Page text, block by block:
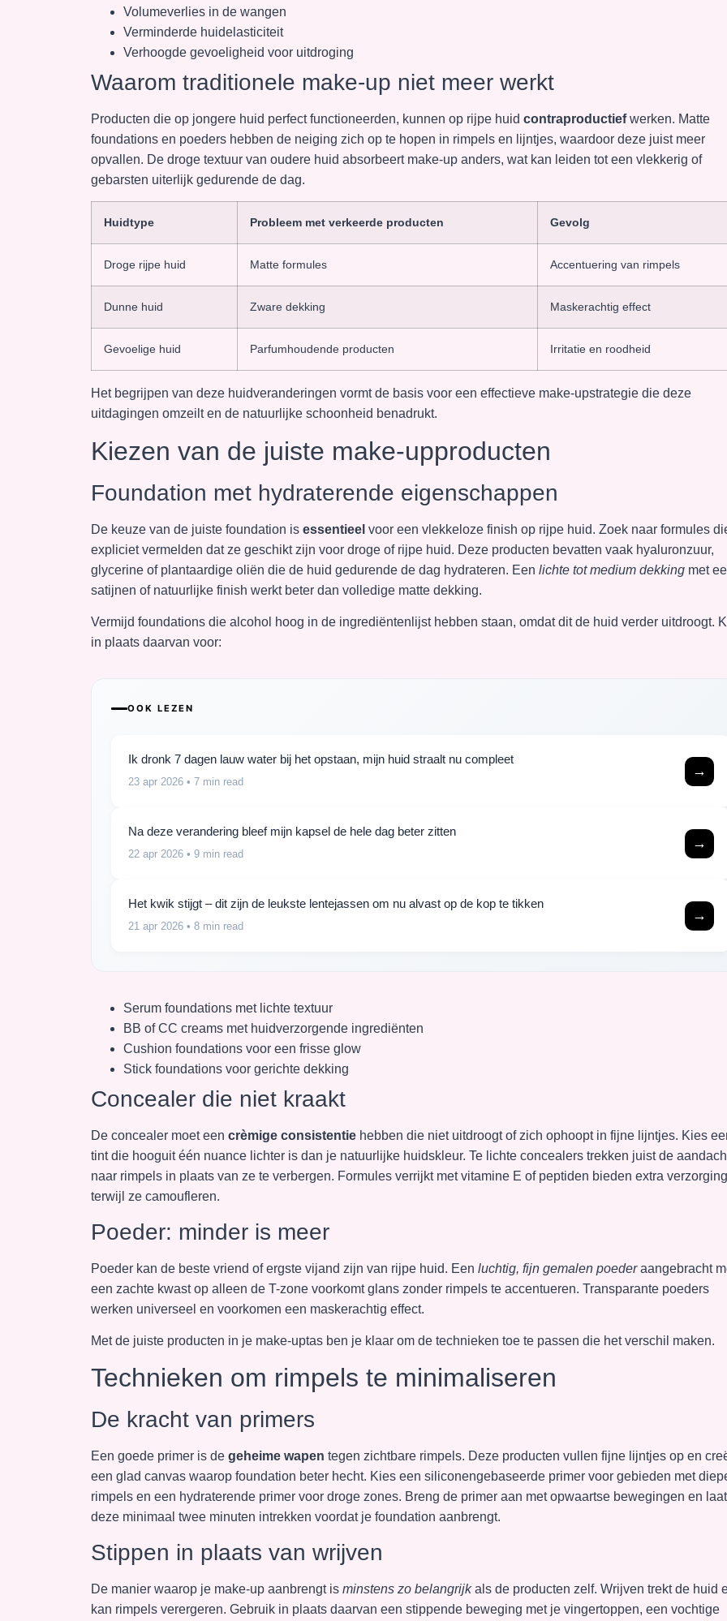
Volumeverlies in de wangen
Verminderde huidelasticiteit
Verhoogde gevoeligheid voor uitdroging
Waarom traditionele make-up niet meer werkt
Producten die op jongere huid perfect functioneerden, kunnen op rijpe huid contraproductiefwerken. Matte
foundations en poeders hebben de neiging zich op te hopen in rimpels en lijntjes, waardoor deze juist meer
opvallen. De droge textuur van oudere huid absorbeert make-up anders, wat kan leiden tot een vlekkerig of
gebarsten uiterlijk gedurende de dag.
Huidtype Probleem met verkeerde producten Gevolg
Droge rijpe huid Matte formules Accentuering van rimpels
Dunne huid Zware dekking Maskerachtig effect
Gevoelige huid Parfumhoudende producten Irritatie en roodheid
Het begrijpen van deze huidveranderingen vormt de basis voor een effectieve make-upstrategie die deze
uitdagingen omzeilt en de natuurlijke schoonheid benadrukt.
Kiezen van de juiste make-upproducten
Foundation met hydraterende eigenschappen
De keuze van de juiste foundation is essentieel voor een vlekkeloze finish op rijpe huid. Zoek naar formules
expliciet vermelden dat ze geschikt zijn voor droge of rijpe huid. Deze producten bevatten vaak hyaluronzuur,
glycerine of plantaardige oliën die de huid gedurende de dag hydrateren. Een lichte tot medium dekking met
satijnen of natuurlijke finish werkt beter dan volledige matte dekking.
Vermijd foundations die alcohol hoog in de ingrediëntenlijst hebben staan, omdat dit de huid verder uitdroogt.
in plaats daarvan voor:
OOK LEZEN
Ik dronk 7 dagen lauw water bij het opstaan, mijn huid straalt nu compleet
23 apr 2026 • 7 min read
→
Na deze verandering bleef mijn kapsel de hele dag beter zitten
22 apr 2026 • 9 min read
→
Het kwik stijgt – dit zijn de leukste lentejassen om nu alvast op de kop te tikken
21 apr 2026 • 8 min read
→
Serum foundations met lichte textuur
BB of CC creams met huidverzorgende ingrediënten
Cushion foundations voor een frisse glow
Stick foundations voor gerichte dekking
Concealer die niet kraakt
De concealer moet een crèmige consistentie hebben die niet uitdroogt of zich ophoopt in fijne lijntjes. Kies
tint die hooguit één nuance lichter is dan je natuurlijke huidskleur. Te lichte concealers trekken juist de
naar rimpels in plaats van ze te verbergen. Formules verrijkt met vitamine E of peptiden bieden extra verzorging
terwijl ze camoufleren.
Poeder: minder is meer
Poeder kan de beste vriend of ergste vijand zijn van rijpe huid. Een luchtig, fijn gemalen poederaangebracht
een zachte kwast op alleen de T-zone voorkomt glans zonder rimpels te accentueren. Transparante poeders
werken universeel en voorkomen een maskerachtig effect.
Met de juiste producten in je make-uptas ben je klaar om de technieken toe te passen die het verschil maken.
Technieken om rimpels te minimaliseren
De kracht van primers
Een goede primer is de geheime wapen tegen zichtbare rimpels. Deze producten vullen fijne lijntjes op en
een glad canvas waarop foundation beter hecht. Kies een siliconengebaseerde primer voor gebieden met
rimpels en een hydraterende primer voor droge zones. Breng de primer aan met opwaartse bewegingen en laat
deze minimaal twee minuten intrekken voordat je foundation aanbrengt.
Stippen in plaats van wrijven
De manier waarop je make-up aanbrengt is minstens zo belangrijkals de producten zelf. Wrijven trekt de huid
kan rimpels verergeren. Gebruik in plaats daarvan een stippende beweging met je vingertoppen, een vochtige